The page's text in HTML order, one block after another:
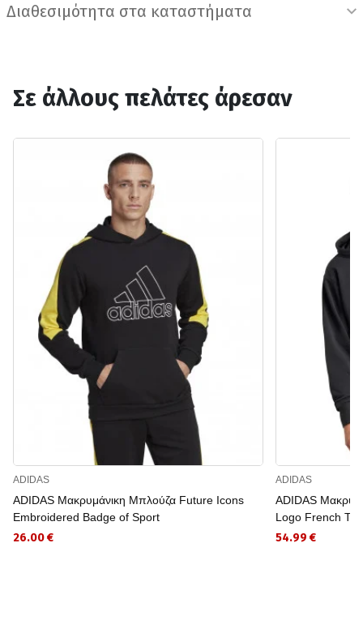
Διαθεσιμότητα στα καταστήματα
Σε άλλους πελάτες άρεσαν
ADIDAS
ADIDAS Μακρυμάνικη Μπλούζα Future Icons
Embroidered Badge of Sport
26.00 €
ADIDAS
ADIDAS
Logo French
54.99 €